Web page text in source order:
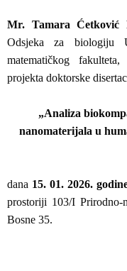
Mr. Tamara Ćetković
Odsjeka za biologiju
matematičkog
projekta doktorske
„Analiza
nanomaterijala u
dana 15. 01. 2026.
prostoriji 103/I Prirodno-
Bosne 35.